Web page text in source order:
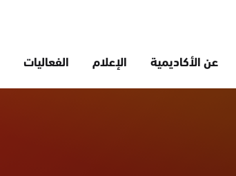
عن الأكاديمية الإعلام الفعاليات